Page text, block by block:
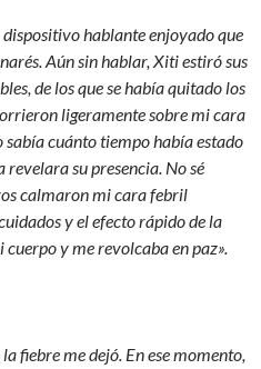
hablante enjoyado que
Aún sin hablar, Xiti estiró sus
de los que se había quitado los
ligeramente sobre mi cara
cuánto tiempo había estado
revelara su presencia. No sé
calmaron mi cara febril
y el efecto rápido de la
y me revolcaba en paz».
fiebre me dejó. En ese momento,